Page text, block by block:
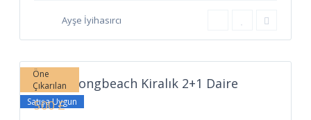
Ayşe İyihasırcı
Beach,
Öne
Çıkarılan
Satışa Uygun
İskele Longbeach Kiralık 2+1 Daire
500 £